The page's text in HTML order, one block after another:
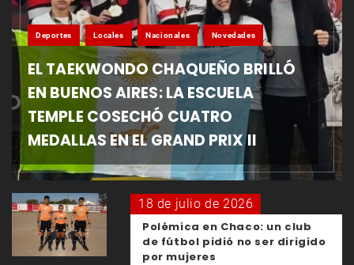
Deportes Locales Nacionales Novedades
EL TAEKWONDO CHAQUEÑO BRILLÓ
EN BUENOS AIRES: LA ESCUELA
TEMPLE COSECHÓ CUATRO
MEDALLAS EN EL GRAND PRIX II
18 de julio de 2026
Polémica en Chaco: un club
de fútbol pidió no ser dirigido
por mujeres